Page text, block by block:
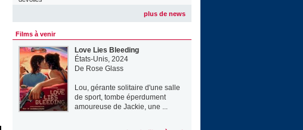
plus de news
Films à venir
Love Lies Bleeding
États-Unis, 2024
De Rose Glass
Lou, gérante solitaire d'une salle
de sport, tombe éperdument
amoureuse de Jackie, une ...